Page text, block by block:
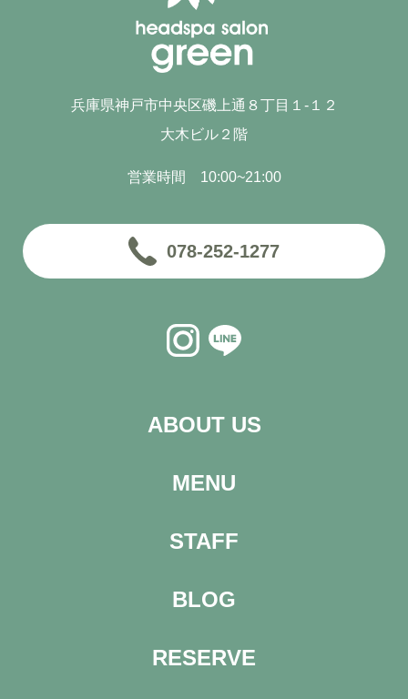
兵庫県神戸市中央区磯上通８丁目１-１２
大木ビル２階
営業時間 10:00~21:00
078-252-1277
ABOUT US
MENU
STAFF
BLOG
RESERVE